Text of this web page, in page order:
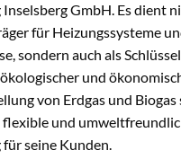
GmbH. Es dient
für Heizungssysteme
sondern auch als
und
von Erdgas und Biogas
und
seine Kunden.